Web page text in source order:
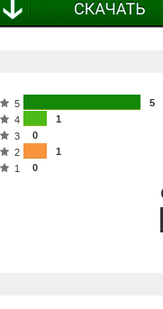
5
5
4
1
3
0
2
1
1
0